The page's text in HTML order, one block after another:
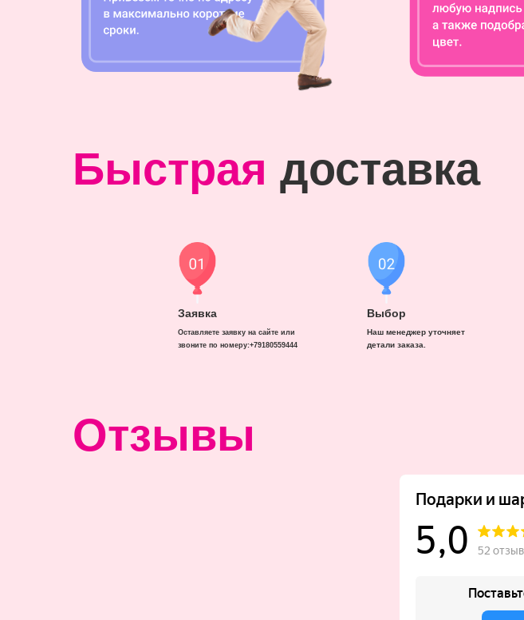
Быстрая доставка
Заявка
Оставляете заявку на сайте или
звоните по номеру:+79180559444
Выбор
Наш менеджер уточняет
детали заказа.
Отзывы